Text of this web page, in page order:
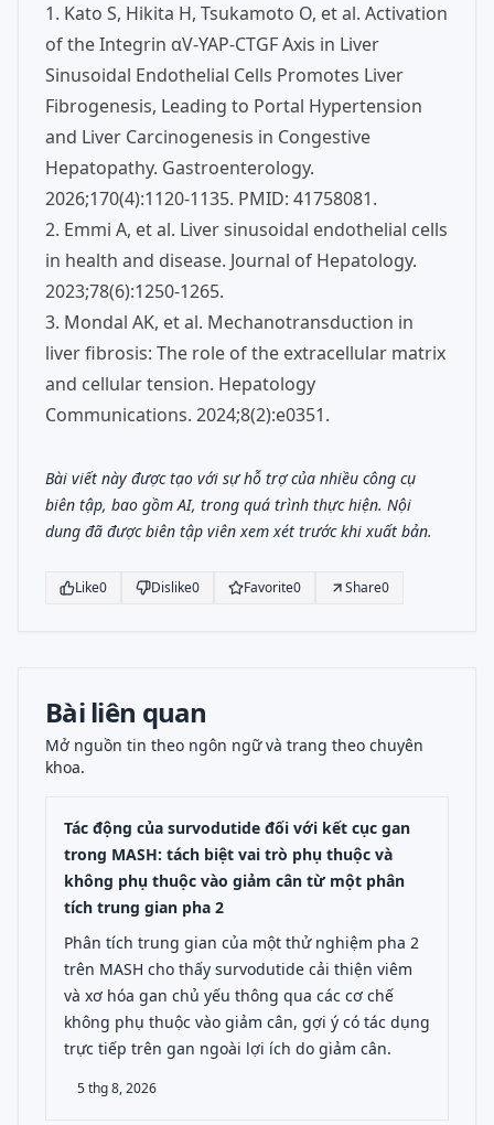
1. Kato S, Hikita H, Tsukamoto O, et al. Activation
of the Integrin αV-YAP-CTGF Axis in Liver
Sinusoidal Endothelial Cells Promotes Liver
Fibrogenesis, Leading to Portal Hypertension
and Liver Carcinogenesis in Congestive
Hepatopathy. Gastroenterology.
2026;170(4):1120-1135. PMID: 41758081.
2. Emmi A, et al. Liver sinusoidal endothelial cells
in health and disease. Journal of Hepatology.
2023;78(6):1250-1265.
3. Mondal AK, et al. Mechanotransduction in
liver fibrosis: The role of the extracellular matrix
and cellular tension. Hepatology
Communications. 2024;8(2):e0351.
Bài viết này được tạo với sự hỗ trợ của nhiều công cụ
biên tập, bao gồm AI, trong quá trình thực hiện. Nội
dung đã được biên tập viên xem xét trước khi xuất bản.
Like0 Dislike0 Favorite0 Share0
Bài liên quan
Mở nguồn tin theo ngôn ngữ và trang theo chuyên
khoa.
Tác động của survodutide đối với kết cục gan
trong MASH: tách biệt vai trò phụ thuộc và
không phụ thuộc vào giảm cân từ một phân
tích trung gian pha 2
Phân tích trung gian của một thử nghiệm pha 2
trên MASH cho thấy survodutide cải thiện viêm
và xơ hóa gan chủ yếu thông qua các cơ chế
không phụ thuộc vào giảm cân, gợi ý có tác dụng
trực tiếp trên gan ngoài lợi ích do giảm cân.
5 thg 8, 2026